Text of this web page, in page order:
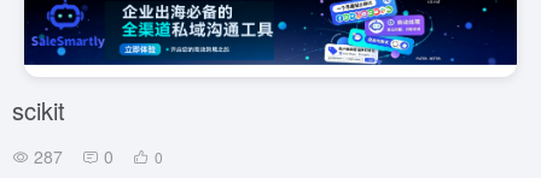
scikit
287 0 0